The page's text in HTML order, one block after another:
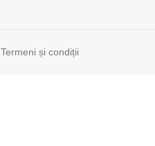
Termeni și condiții